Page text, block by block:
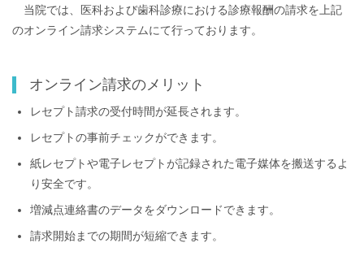
当院では、医科および歯科診療における診療報酬の請求を上記
のオンライン請求システムにて行っております。
オンライン請求のメリット
レセプト請求の受付時間が延長されます。
レセプトの事前チェックができます。
紙レセプトや電子レセプトが記録された電子媒体を搬送するよ
り安全です。
増減点連絡書のデータをダウンロードできます。
請求開始までの期間が短縮できます。